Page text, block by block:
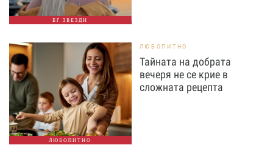
БГ ЗВЕЗДИ
ЛЮБОПИТНО
ЛЮБОПИТНО
Тайната на добрата
вечеря не се крие в
сложната рецепта